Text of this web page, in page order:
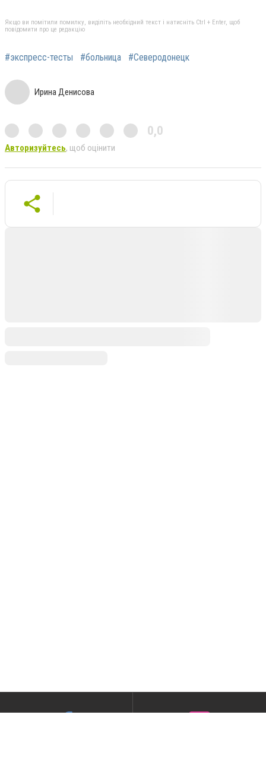
Якщо ви помітили помилку, виділіть необхідний текст і натисніть Ctrl + Enter, щоб
повідомити про це редакцію
#экспресс-тесты #больница #Северодонецк
Ирина Денисова
0,0
Авторизуйтесь, щоб оцінити